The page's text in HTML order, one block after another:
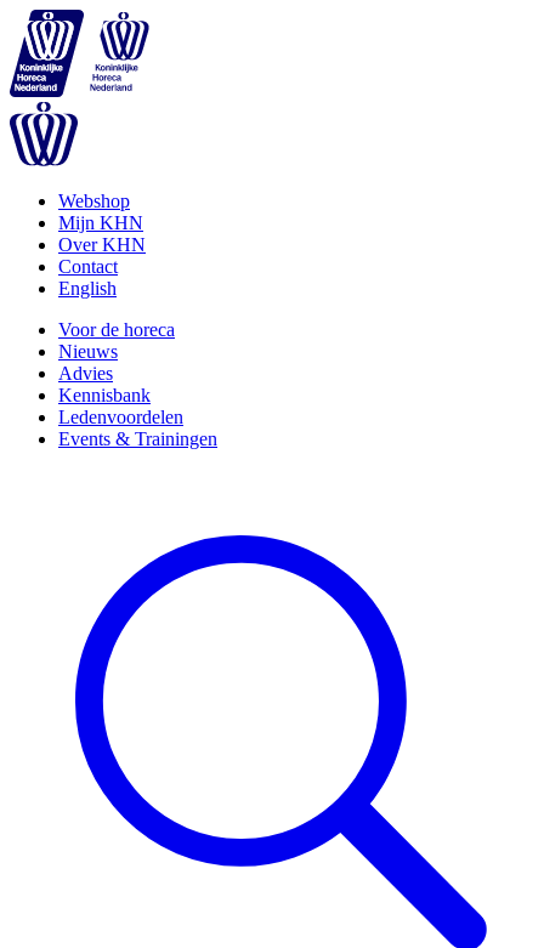
Webshop
Mijn KHN
Over KHN
Contact
English
Voor de horeca
Nieuws
Advies
Kennisbank
Ledenvoordelen
Events & Trainingen